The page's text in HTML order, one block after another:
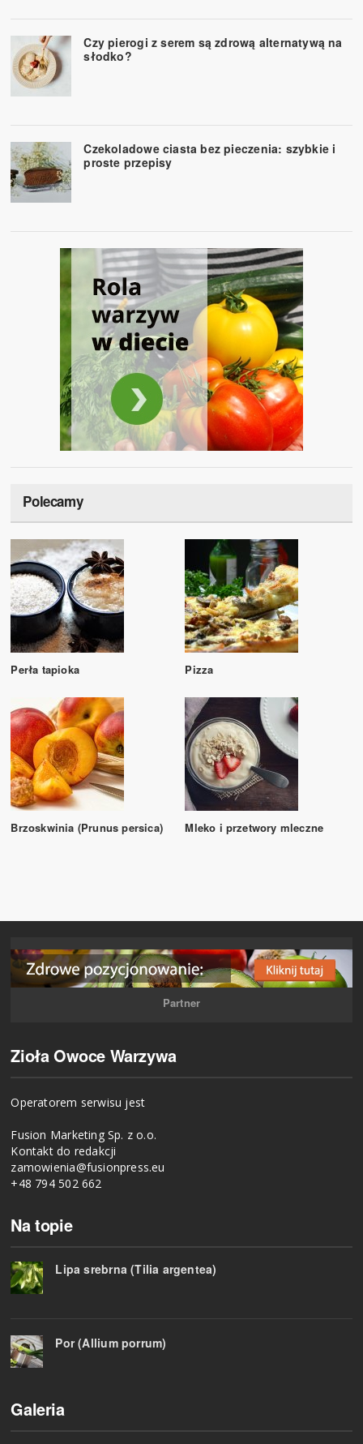
Czy pierogi z serem są zdrową alternatywą na
słodko?
Czekoladowe ciasta bez pieczenia: szybkie i
proste przepisy
Polecamy
Perła tapioka Pizza
Brzoskwinia (Prunus persica) Mleko i przetwory mleczne
Partner
Zioła Owoce Warzywa
Operatorem serwisu jest
Fusion Marketing Sp. z o.o.
Kontakt do redakcji
zamowienia@fusionpress.eu
+48 794 502 662
Na topie
Lipa srebrna (Tilia argentea)
Por (Allium porrum)
Galeria